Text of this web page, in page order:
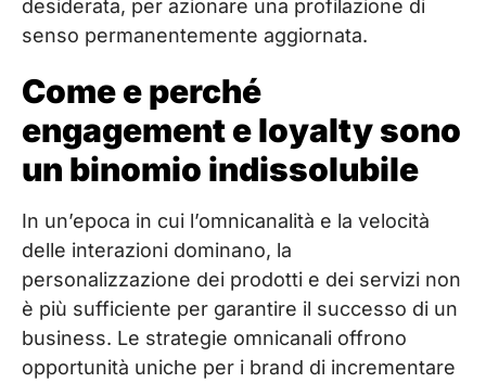
desiderata, per azionare una profilazione di
senso permanentemente aggiornata.
Come e perché
engagement e loyalty sono
un binomio indissolubile
In un’epoca in cui l’omnicanalità e la velocità
delle interazioni dominano, la
personalizzazione dei prodotti e dei servizi non
è più sufficiente per garantire il successo di un
business. Le strategie omnicanali offrono
opportunità uniche per i brand di incrementare